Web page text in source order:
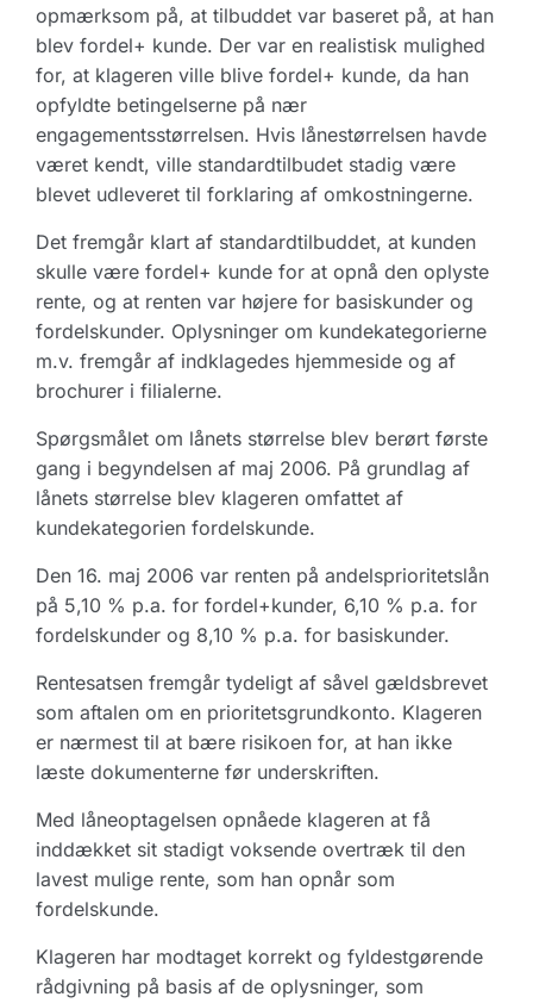
opmærksom på, at tilbuddet var baseret på, at han
blev fordel+ kunde. Der var en realistisk mulighed
for, at klageren ville blive fordel+ kunde, da han
opfyldte betingelserne på nær
engagementsstørrelsen. Hvis lånestørrelsen havde
været kendt, ville standardtilbudet stadig være
blevet udleveret til forklaring af omkostningerne.
Det fremgår klart af standardtilbuddet, at kunden
skulle være fordel+ kunde for at opnå den oplyste
rente, og at renten var højere for basiskunder og
fordelskunder. Oplysninger om kundekategorierne
m.v. fremgår af indklagedes hjemmeside og af
brochurer i filialerne.
Spørgsmålet om lånets størrelse blev berørt første
gang i begyndelsen af maj 2006. På grundlag af
lånets størrelse blev klageren omfattet af
kundekategorien fordelskunde.
Den 16. maj 2006 var renten på andelsprioritetslån
på 5,10 % p.a. for fordel+kunder, 6,10 % p.a. for
fordelskunder og 8,10 % p.a. for basiskunder.
Rentesatsen fremgår tydeligt af såvel gældsbrevet
som aftalen om en prioritetsgrundkonto. Klageren
er nærmest til at bære risikoen for, at han ikke
læste dokumenterne før underskriften.
Med låneoptagelsen opnåede klageren at få
inddækket sit stadigt voksende overtræk til den
lavest mulige rente, som han opnår som
fordelskunde.
Klageren har modtaget korrekt og fyldestgørende
rådgivning på basis af de oplysninger, som